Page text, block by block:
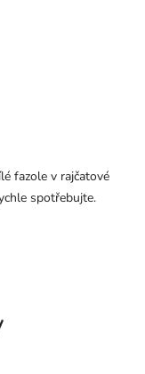
fazole v rajčatové
spotřebujte.